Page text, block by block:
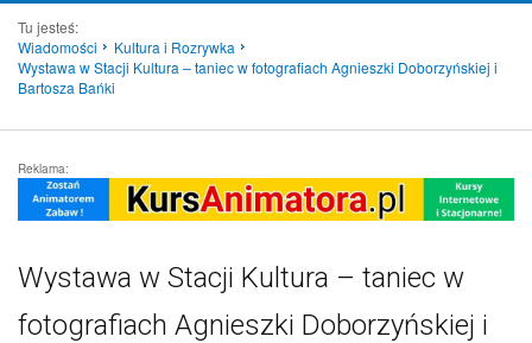
Tu jesteś:
Wiadomości
Kultura i Rozrywka
Wystawa w Stacji Kultura – taniec w fotografiach Agnieszki Doborzyńskiej i
Bartosza Bańki
Reklama:
Wystawa w Stacji Kultura – taniec w
fotografiach Agnieszki Doborzyńskiej i